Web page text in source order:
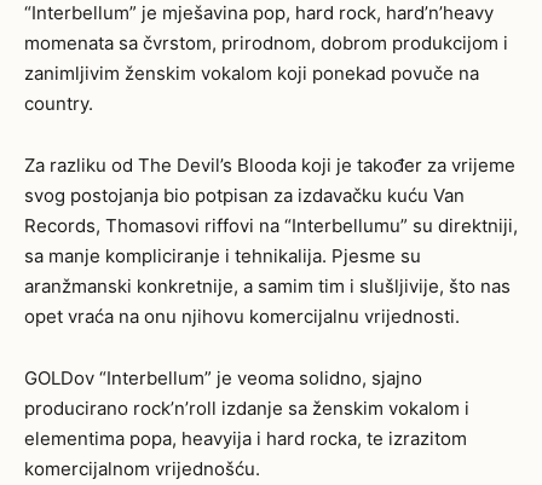
“Interbellum” je mješavina pop, hard rock, hard’n’heavy
momenata sa čvrstom, prirodnom, dobrom produkcijom i
zanimljivim ženskim vokalom koji ponekad povuče na
country.
Za razliku od The Devil’s Blooda koji je također za vrijeme
svog postojanja bio potpisan za izdavačku kuću Van
Records, Thomasovi riffovi na “Interbellumu” su direktniji,
sa manje kompliciranje i tehnikalija. Pjesme su
aranžmanski konkretnije, a samim tim i slušljivije, što nas
opet vraća na onu njihovu komercijalnu vrijednosti.
GOLDov “Interbellum” je veoma solidno, sjajno
producirano rock’n’roll izdanje sa ženskim vokalom i
elementima popa, heavyija i hard rocka, te izrazitom
komercijalnom vrijednošću.